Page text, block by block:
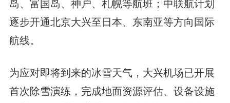
岛、富国岛、神户、札幌等航班；中联航计划
逐步开通北京大兴至日本、东南亚等方向国际
航线。
为应对即将到来的冰雪天气，大兴机场已开展
首次除雪演练，完成地面资源评估、设备设施